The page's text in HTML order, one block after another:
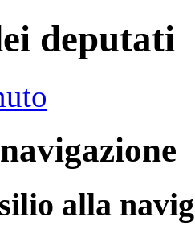
deputati
alla